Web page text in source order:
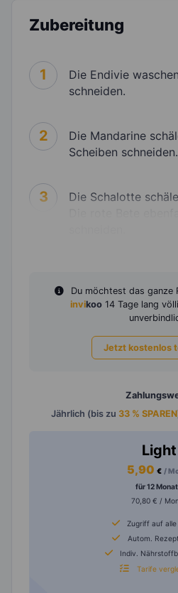
Zubereitung
1
Die Endivie
schneiden.
2
Die Mandarine
Scheiben schneiden.
3
Die Schalotte
Du möchtest das ganze
invikoo 14 Tage lang
Jetzt kostenlos
Jährlich (bis zu 33 % SPAREN
Light
5,90 € /
für 12
70,80 € /
Zugriff auf
Autom.
Indiv.
Tarife